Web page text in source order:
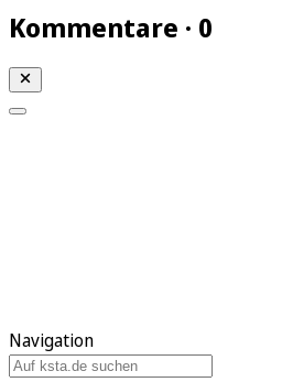
Kommentare · 0
Navigation